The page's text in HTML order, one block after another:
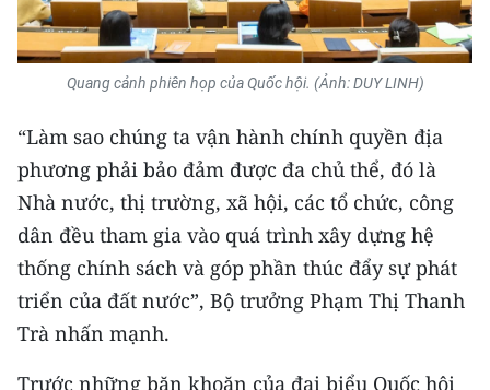
Quang cảnh phiên họp của Quốc hội. (Ảnh: DUY LINH)
“Làm sao chúng ta vận hành chính quyền địa
phương phải bảo đảm được đa chủ thể, đó là
Nhà nước, thị trường, xã hội, các tổ chức, công
dân đều tham gia vào quá trình xây dựng hệ
thống chính sách và góp phần thúc đẩy sự phát
triển của đất nước”, Bộ trưởng Phạm Thị Thanh
Trà nhấn mạnh.
Trước những băn khoăn của đại biểu Quốc hội